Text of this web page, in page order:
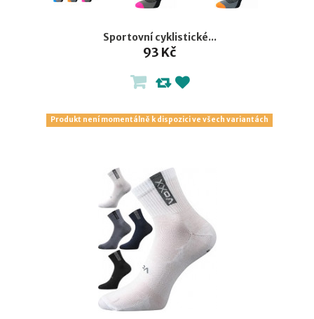
Sportovní cyklistické...
93 Kč
Produkt není momentálně k dispozici ve všech variantách